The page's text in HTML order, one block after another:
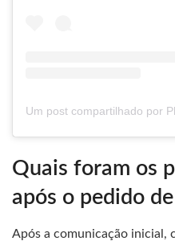
Quais foram os
após o pedido
Após a comunicação inicial,